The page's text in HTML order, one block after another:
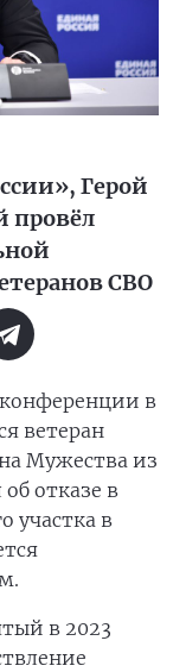
Герой
провёл
СВО
в
ветеран
Мужества из
отказе в
участка в
в 2023